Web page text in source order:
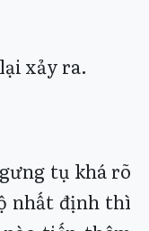
xảy ra.
tụ khá rõ
nhất định thì